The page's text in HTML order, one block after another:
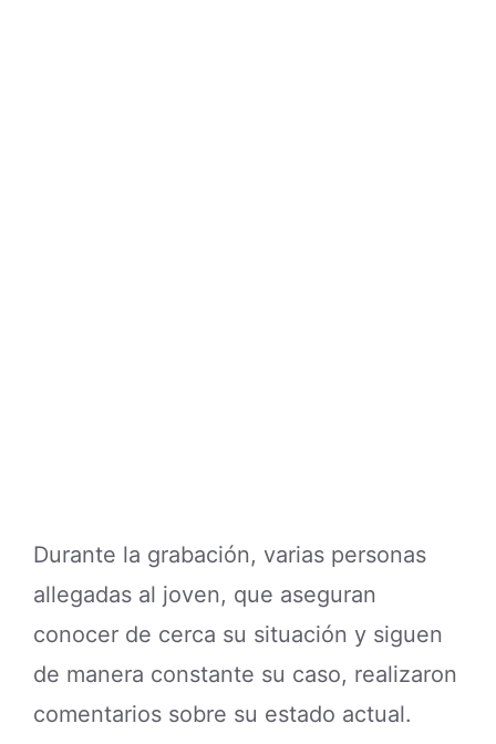
Durante la grabación, varias personas
allegadas al joven, que aseguran
conocer de cerca su situación y siguen
de manera constante su caso, realizaron
comentarios sobre su estado actual.